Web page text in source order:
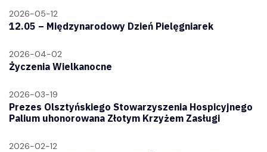
2026-05-12
12.05 – Międzynarodowy Dzień Pielęgniarek
2026-04-02
Życzenia Wielkanocne
2026-03-19
Prezes Olsztyńskiego Stowarzyszenia Hospicyjnego
Palium uhonorowana Złotym Krzyżem Zasługi
2026-02-12